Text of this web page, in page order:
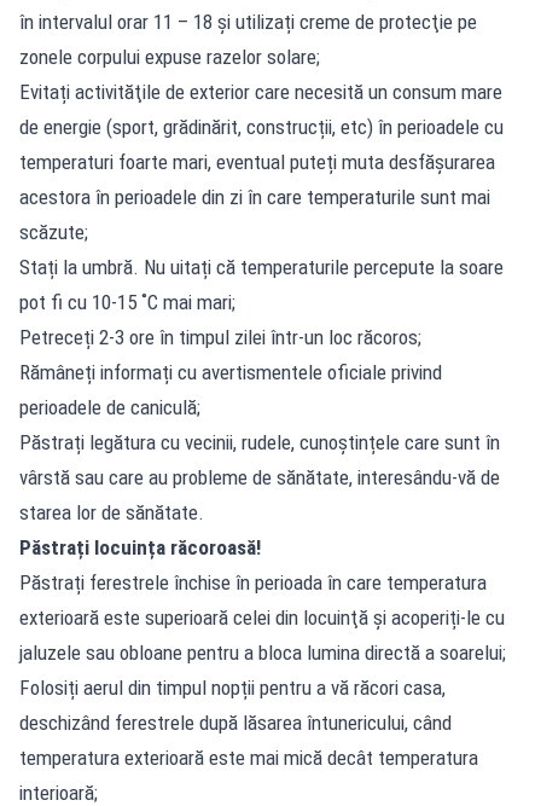
în intervalul orar 11 – 18 şi utilizați creme de protecţie pe
zonele corpului expuse razelor solare;
Evitați activităţile de exterior care necesită un consum mare
de energie (sport, grădinărit, construcții, etc) în perioadele cu
temperaturi foarte mari, eventual puteți muta desfăşurarea
acestora în perioadele din zi în care temperaturile sunt mai
scăzute;
Stați la umbră. Nu uitați că temperaturile percepute la soare
pot fi cu 10-15 ˚C mai mari;
Petreceți 2-3 ore în timpul zilei într-un loc răcoros;
Rămâneți informați cu avertismentele oficiale privind
perioadele de caniculă;
Păstrați legătura cu vecinii, rudele, cunoștințele care sunt în
vârstă sau care au probleme de sănătate, interesându-vă de
starea lor de sănătate.
Păstrați locuința răcoroasă!
Păstrați ferestrele închise în perioada în care temperatura
exterioară este superioară celei din locuinţă și acoperiți-le cu
jaluzele sau obloane pentru a bloca lumina directă a soarelui;
Folosiți aerul din timpul nopții pentru a vă răcori casa,
deschizând ferestrele după lăsarea întunericului, când
temperatura exterioară este mai mică decât temperatura
interioară;